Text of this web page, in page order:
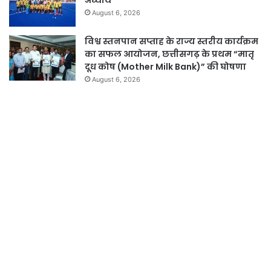
August 6, 2026
विश्व स्तनपान सप्ताह के राज्य स्तरीय कार्यक्रम
का सफल आयोजन, छत्तीसगढ़ के प्रथम “मातृ
दूध कोष (Mother Milk Bank)” की घोषणा
August 6, 2026